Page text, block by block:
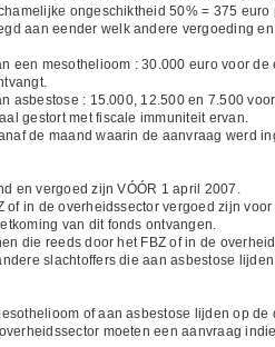
ongeschiktheid 50% = 375
aan eender welk andere vergoeding
een mesothelioom : 30.000 euro voor
asbestose : 15.000, 12.500 en 7.500
gestort met fiscale immuniteit ervan.
de maand waarin de aanvraag werd
en vergoed zijn VÓÓR 1 april 2007.
of in de overheidssector vergoed zijn
van dit fonds ontvangen.
die reeds door het FBZ of in de
slachtoffers die aan asbestose
of aan asbestose lijden op
moeten een aanvraag